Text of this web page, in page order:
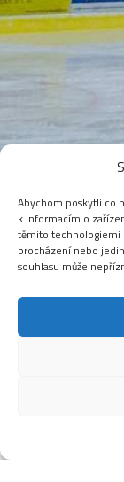
Abychom poskytli co
k informacím o
těmito technologiemi
procházení nebo
souhlasu může